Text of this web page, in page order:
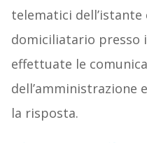
telematici dell’istante
domiciliatario presso
effettuate le
dell’amministrazione
la risposta.